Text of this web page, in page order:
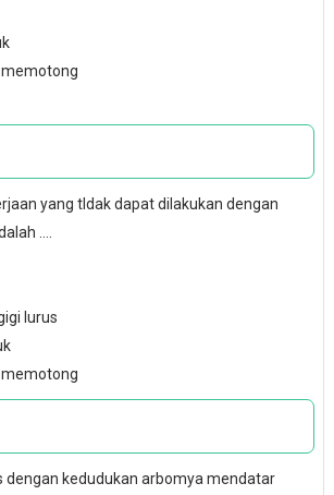
yang tldak dapat dilakukan dengan
....
lurus
dengan kedudukan arbomya mendatar